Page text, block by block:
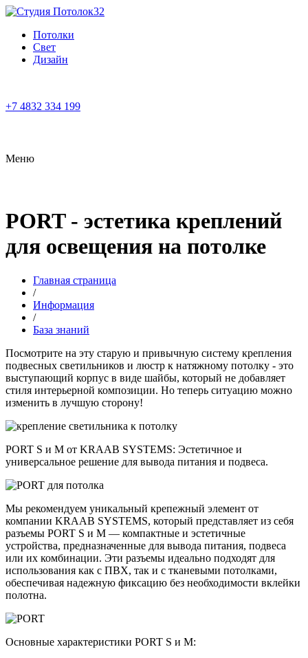
Потолки
Свет
Дизайн
+7 4832 334 199
Меню
PORT - эстетика креплений
для освещения на потолке
Главная страница
/
Информация
/
База знаний
Посмотрите на эту старую и привычную систему крепления
подвесных светильников и люстр к натяжному потолку - это
выступающий корпус в виде шайбы, который не добавляет
стиля интерьерной композиции. Но теперь ситуацию можно
изменить в лучшую сторону!
PORT S и M от KRAAB SYSTEMS: Эстетичное и
универсальное решение для вывода питания и подвеса.
Мы рекомендуем уникальный крепежный элемент от
компании KRAAB SYSTEMS, который представляет из себя
разъемы PORT S и M — компактные и эстетичные
устройства, предназначенные для вывода питания, подвеса
или их комбинации. Эти разъемы идеально подходят для
использования как с ПВХ, так и с тканевыми потолками,
обеспечивая надежную фиксацию без необходимости вклейки
полотна.
Основные характеристики PORT S и M: